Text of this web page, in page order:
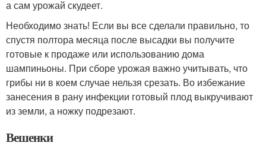
а сам урожай скудеет.
Необходимо знать! Если вы все сделали правильно, то
спустя полтора месяца после высадки вы получите
готовые к продаже или использованию дома
шампиньоны. При сборе урожая важно учитывать, что
грибы ни в коем случае нельзя срезать. Во избежание
занесения в рану инфекции готовый плод выкручивают
из земли, а ножку подрезают.
Вешенки